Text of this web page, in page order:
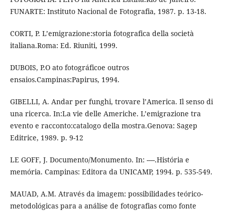
FUNARTE: Instituto Nacional de Fotografia, 1987. p. 13-18.
CORTI, P. L’emigrazione:storia fotografica della società
italiana.Roma: Ed. Riuniti, 1999.
DUBOIS, P.O ato fotográficoe outros
ensaios.Campinas:Papirus, 1994.
GIBELLI, A. Andar per funghi, trovare l’America. Il senso di
una ricerca. In:La vie delle Americhe. L’emigrazione tra
evento e racconto:catalogo della mostra.Genova: Sagep
Editrice, 1989. p. 9-12
LE GOFF, J. Documento/Monumento. In: ----.História e
memória. Campinas: Editora da UNICAMP, 1994. p. 535-549.
MAUAD, A.M. Através da imagem: possibilidades teórico-
metodológicas para a análise de fotografias como fonte